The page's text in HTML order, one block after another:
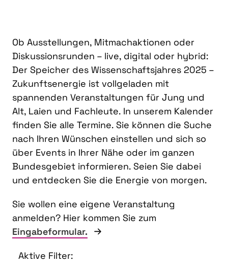
Ob Ausstellungen, Mitmachaktionen oder
Diskussionsrunden – live, digital oder hybrid:
Der Speicher des Wissenschaftsjahres 2025 –
Zukunftsenergie ist vollgeladen mit
spannenden Veranstaltungen für Jung und
Alt, Laien und Fachleute. In unserem Kalender
finden Sie alle Termine. Sie können die Suche
nach Ihren Wünschen einstellen und sich so
über Events in Ihrer Nähe oder im ganzen
Bundesgebiet informieren. Seien Sie dabei
und entdecken Sie die Energie von morgen.
Sie wollen eine eigene Veranstaltung
anmelden? Hier kommen Sie zum
Eingabeformular.
Aktive Filter: